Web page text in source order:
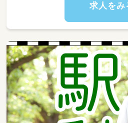
動の優しいお手伝い）
※午前クラスは送迎業
【午後（総合支援型）】
学校・ご自宅への送迎
（学校まで子どもたち
宅まで安全に送りま
り！）
青空の下での外遊びの
求人をみ